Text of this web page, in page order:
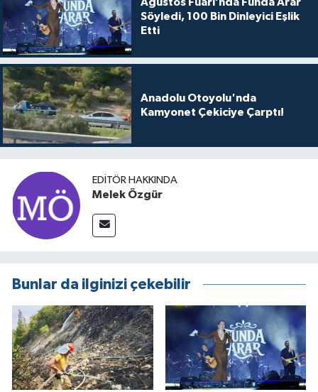
Söyledi, 100 Bin Dinleyici Eşlik
Etti
Anadolu Otoyolu'nda
Kamyonet Çekiciye Çarptı!
EDITÖR HAKKINDA
Melek Özgür
Bunlar da ilginizi çekebilir